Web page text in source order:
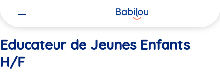
Educateur de Jeunes Enfants
H/F